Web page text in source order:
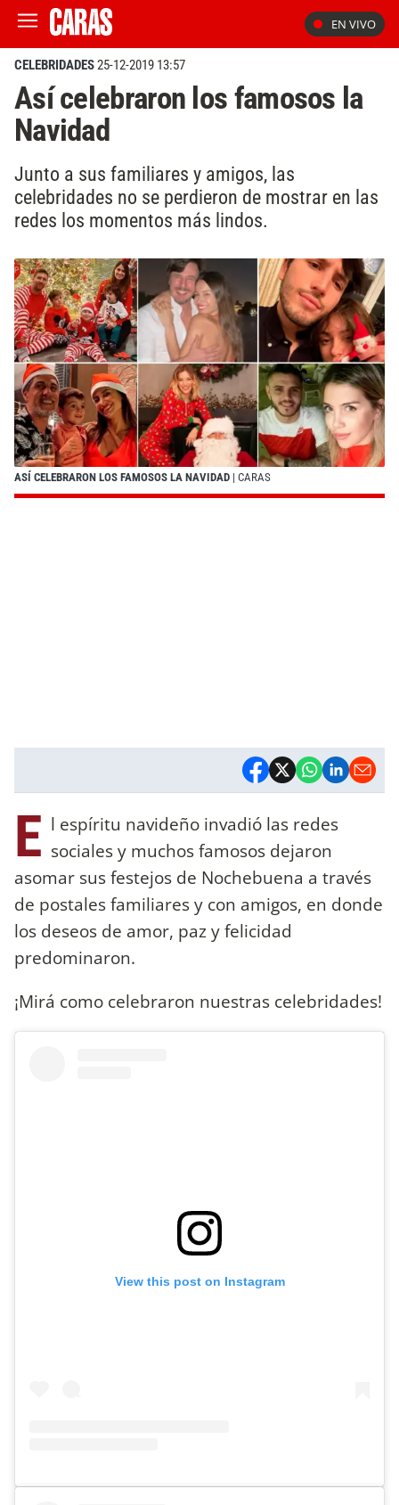
EN VIVO
CELEBRIDADES25-12-2019 13:57
Así celebraron los famosos la
Navidad
Junto a sus familiares y amigos, las
celebridades no se perdieron de mostrar en las
redes los momentos más lindos.
ASÍ CELEBRARON LOS FAMOSOS LA NAVIDAD | CARAS
E l espíritu navideño invadió las redes
sociales y muchos famosos dejaron
asomar sus festejos de Nochebuena a través
de postales familiares y con amigos, en donde
los deseos de amor, paz y felicidad
predominaron.
¡Mirá como celebraron nuestras celebridades!
View this post on Instagram